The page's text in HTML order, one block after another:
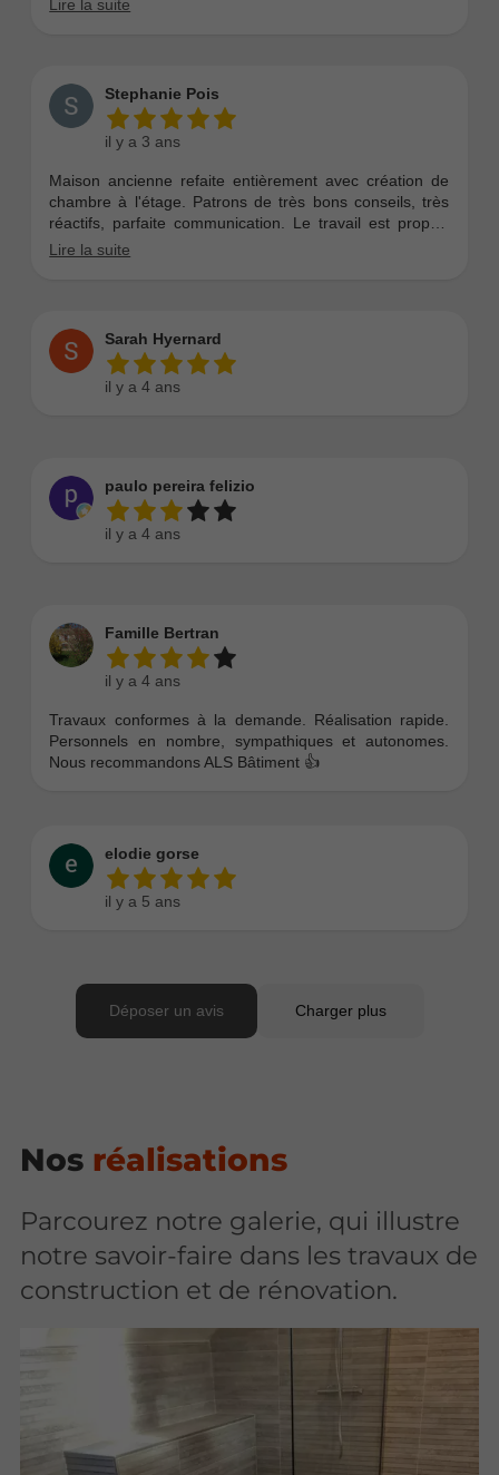
Nos réalisations
Parcourez notre galerie, qui illustre
notre savoir-faire dans les travaux de
construction et de rénovation.